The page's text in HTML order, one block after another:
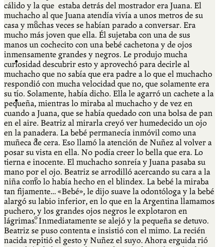
Más
Ají Ediciones
Qué es Ají
ADHERITE!
Qué es Ají
Staff
cálido y la que estaba detrás del mostrador era Juana. El
muchacho al que Juana atendía vivía a unos metros de su
casa y muchas veces se habían parado a conversar. Era
mucho más joven que ella. Él sujetaba con una de sus
manos un cochecito con una bebé cachetona y de ojos
inmensamente grandes y negros. Le produjo mucha
curiosidad descubrir esto y aprovechó para decirle al
muchacho que no sabía que era padre a lo que el muchacho
respondió con mucha velocidad que no, que solamente era
su tío. Solamente, había dicho. Ella le agarró un cachete a la
pequeña, mientras lo miraba al muchacho y de vez en
cuando a Juana, que se había quedado con una bolsa de pan
en el aire. Beatriz al mirarla creyó ver humedecido un ojo
en la panadera. La bebé permanecía inmóvil como una
muñeca de cera. Eso llamó la atención de Nuñez al volver a
posar su vista en ella. No podía creer lo bella que era. Lo
tierna e inocente. El muchacho sonreía y Juana pasaba su
mano por el ojo. Beatriz se arrodilló acercando su cara a la
niña como lo había hecho en el blindex. La bebé la miraba
tan fijamente… «Bebé», le dijo suave la odontóloga y la bebé
alargó su labio inferior, en lo que en la Argentina llamamos
puchero, y los grandes ojos negros le explotaron en
lágrimas. Inmediatamente se alejó y la pequeña se detuvo.
Beatriz se puso contenta e insistió con el mimo. La recién
nacida repitió el gesto y Nuñez el suyo. Ahora erguida rió